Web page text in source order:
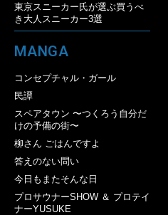
東京スニーカー氏が選ぶ買うべ
き大人スニーカー3選
MANGA
コンセプチャル・ガール
民譚
スペアタウン 〜つくろう自分だ
けの予備の街〜
柳さん ごはんですよ
答えのない問い
今日もまたそんな日
プロサウナーSHOW ＆ プロテイ
ナーYUSUKE